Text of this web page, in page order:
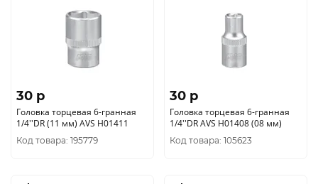
30 p
Головка торцевая 6-гранная
1/4''DR (11 мм) AVS H01411
Код товара: 195779
30 p
Головка торцевая 6-гранная
1/4''DR AVS H01408 (08 мм)
Код товара: 105623